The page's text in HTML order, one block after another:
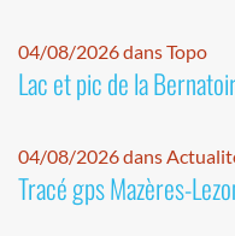
04/08/2026 dans Topo
Lac et pic de la
04/08/2026 dans
Tracé gps Mazères-